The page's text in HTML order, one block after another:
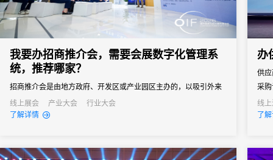
我要办招商推介会，需要会展数字化管理系
统，推荐哪家？
招商推介会是由地方政府、开发区或产业园区主办的，以吸引外来
投资、促进产业落地为核心目标的专题商务活动。参会客商涵盖世
界500强、行业龙头、投资机构和商会协会，单场活动潜在投资意
会务系统不...
线上展会 产业大会
行业大会
了解详情
办
供
采
通
窗
线
了